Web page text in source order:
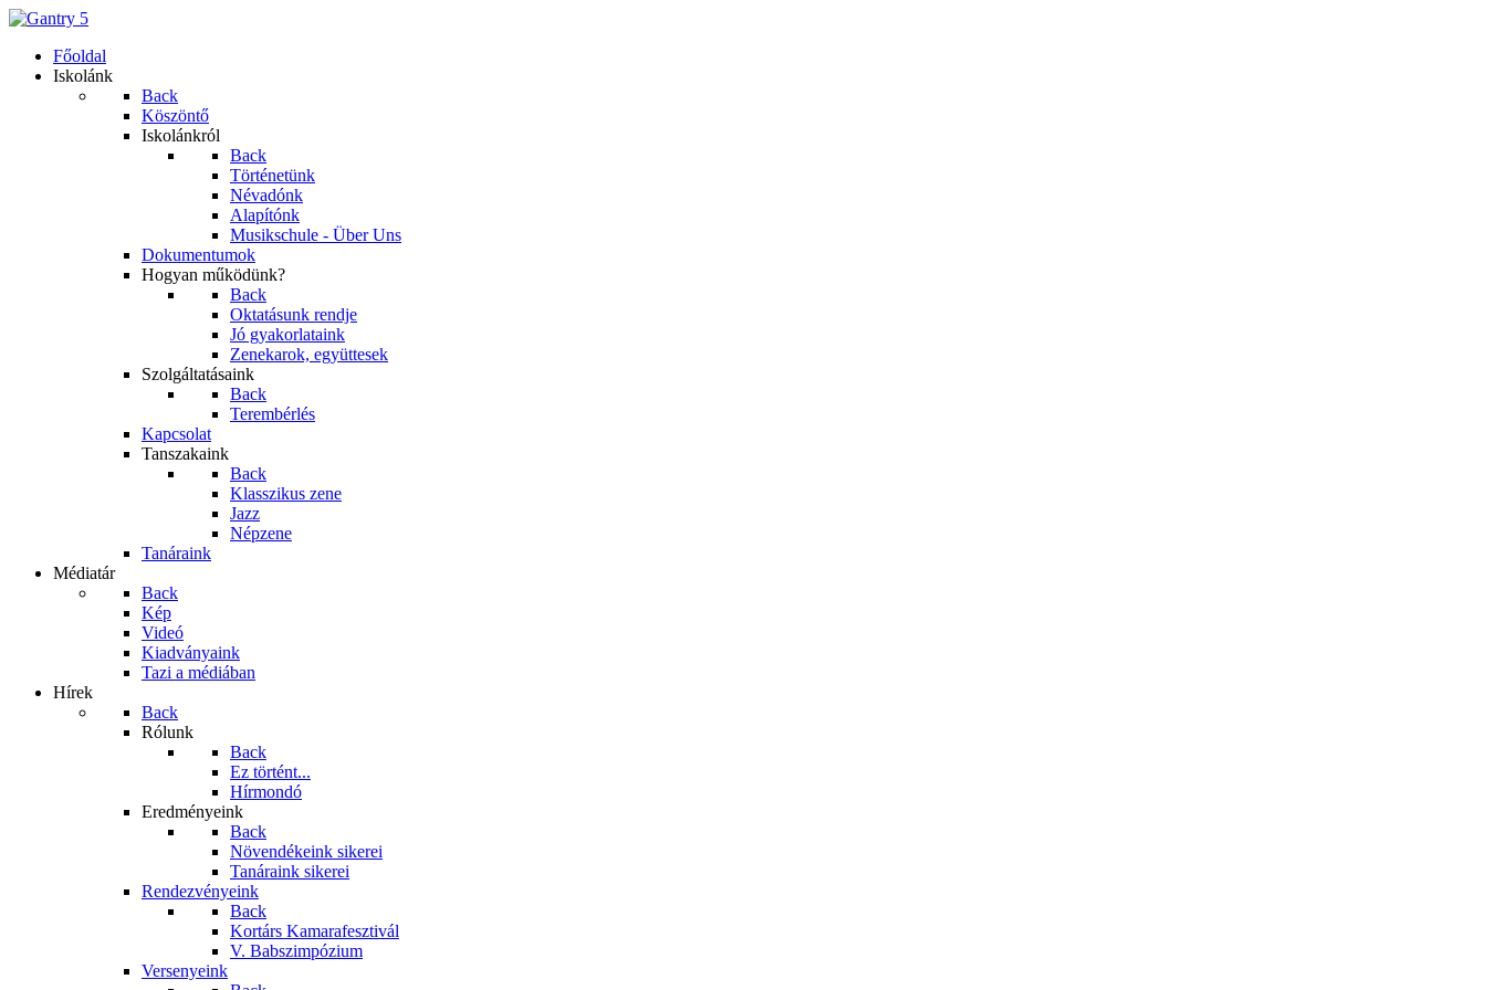
Főoldal
Iskolánk
Back
Köszöntő
Iskolánkról
Back
Történetünk
Névadónk
Alapítónk
Musikschule - Über Uns
Dokumentumok
Hogyan működünk?
Back
Oktatásunk rendje
Jó gyakorlataink
Zenekarok, együttesek
Szolgáltatásaink
Back
Terembérlés
Kapcsolat
Tanszakaink
Back
Klasszikus zene
Jazz
Népzene
Tanáraink
Médiatár
Back
Kép
Videó
Kiadványaink
Tazi a médiában
Hírek
Back
Rólunk
Back
Ez történt...
Hírmondó
Eredményeink
Back
Növendékeink sikerei
Tanáraink sikerei
Rendezvényeink
Back
Kortárs Kamarafesztivál
V. Babszimpózium
Versenyeink